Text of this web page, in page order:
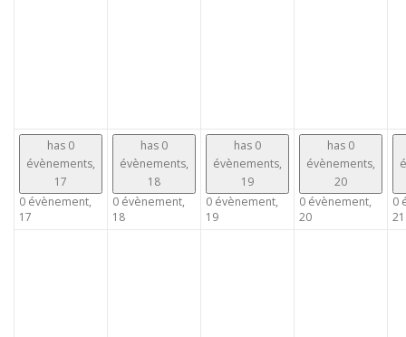
has 0
évènements,
17
0 évènement,
17
has 0
évènements,
18
0 évènement,
18
has 0
évènements,
19
0 évènement,
19
has 0
évènements,
20
0 évènement,
20
0
21